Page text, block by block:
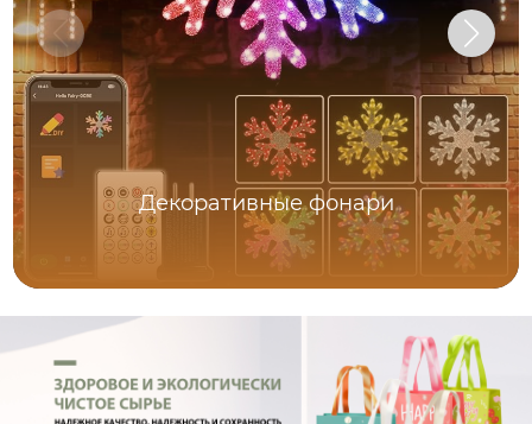
Декоративные фонари